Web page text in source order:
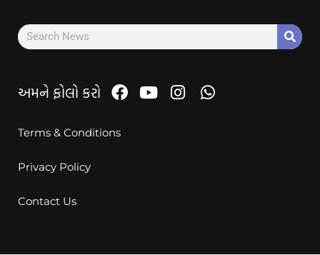
અમને ફોલો કરો
Terms & Conditions
Privacy Policy
Contact Us